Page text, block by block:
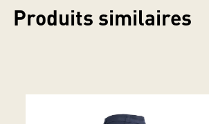
Produits similaires